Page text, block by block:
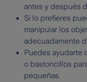
antes y después
Si lo prefieres
manipular los
adecuadamente
Puedes ayudarte
o bastoncillos
pequeñas.